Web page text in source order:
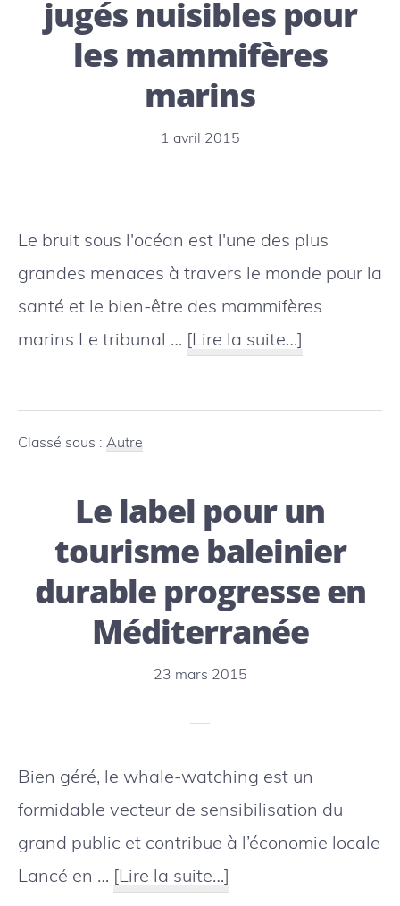
de
l’État
jugés nuisibles pour
les mammifères
marins
1 avril 2015
Le bruit sous l'océan est l'une des plus
grandes menaces à travers le monde pour la
santé et le bien-être des mammifères
marins Le tribunal … [Lire la suite…]
tests
Navy
jugés
nuisibles
pour
les
Classé sous : Autre
Le label pour un
tourisme baleinier
durable progresse en
Méditerranée
23 mars 2015
Bien géré, le whale-watching est un
formidable vecteur de sensibilisation du
grand public et contribue à l’économie locale
Lancé en … [Lire la suite…]